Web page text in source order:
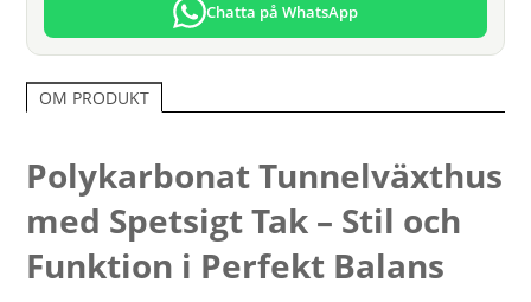
Chatta på WhatsApp
OM PRODUKT
Polykarbonat Tunnelväxthus
med Spetsigt Tak – Stil och
Funktion i Perfekt Balans